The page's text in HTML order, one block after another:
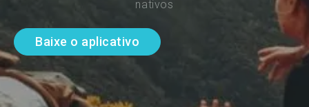
nativos
Baixe o aplicativo